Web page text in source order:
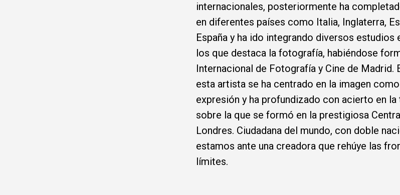
internacionales, posteriormente ha
en diferentes países como Italia, Inglaterra,
España y ha ido integrando diversos estudios
los que destaca la fotogra­fía, habiéndose
Internacional de Fotografía y Cine de Madrid.
esta artista se ha centrado en la imagen
expresión y ha profundizado con acierto en
sobre la que se formó en la prestigiosa
Londres. Ciudadana del mundo, con doble
estamos ante una creadora que rehúye las
límites.